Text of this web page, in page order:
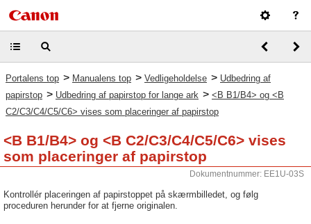
Portalens top > Manualens top > Vedligeholdelse > Udbedring af
papirstop > Udbedring af papirstop for lange ark > <B B1/B4> og <B
C2/C3/C4/C5/C6> vises som placeringer af papirstop
<B B1/B4> og <B C2/C3/C4/C5/C6> vises
som placeringer af papirstop
Dokumentnummer: EE1U-03S
Kontrollér placeringen af papirstoppet på skærmbilledet, og følg
proceduren herunder for at fjerne originalen.